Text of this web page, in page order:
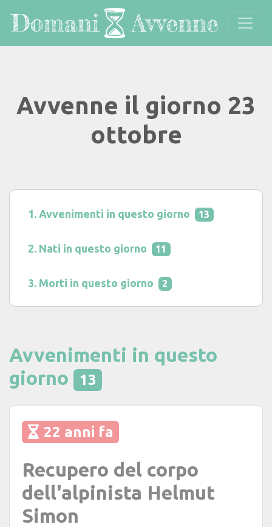
Avvenne il giorno 23
ottobre
Avvenimenti in questo giorno 13
Nati in questo giorno 11
Morti in questo giorno 2
Avvenimenti in questo
giorno
13
22 anni fa
Recupero del corpo
dell'alpinista Helmut
Simon